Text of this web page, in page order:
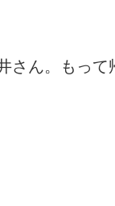
さん。もっ